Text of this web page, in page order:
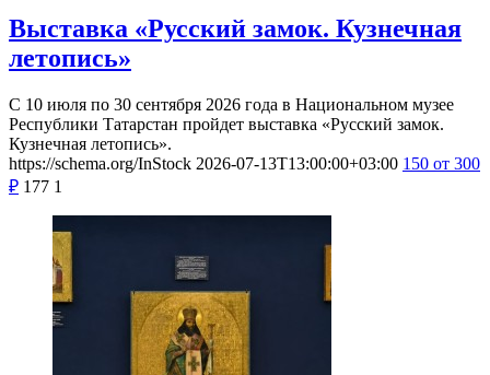
Выставка «Русский замок. Кузнечная
летопись»
С 10 июля по 30 сентября 2026 года в Национальном музее
Республики Татарстан пройдет выставка «Русский замок.
Кузнечная летопись».
https://schema.org/InStock 2026-07-13T13:00:00+03:00 150 от 300
₽ 177 1